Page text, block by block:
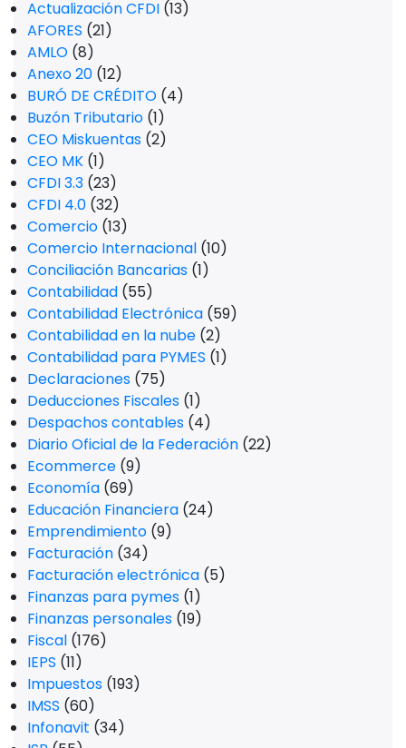
Actualización CFDI (13)
AFORES (21)
AMLO (8)
Anexo 20 (12)
BURÓ DE CRÉDITO (4)
Buzón Tributario (1)
CEO Miskuentas (2)
CEO MK (1)
CFDI 3.3 (23)
CFDI 4.0 (32)
Comercio (13)
Comercio Internacional (10)
Conciliación Bancarias (1)
Contabilidad (55)
Contabilidad Electrónica (59)
Contabilidad en la nube (2)
Contabilidad para PYMES (1)
Declaraciones (75)
Deducciones Fiscales (1)
Despachos contables (4)
Diario Oficial de la Federación (22)
Ecommerce (9)
Economía (69)
Educación Financiera (24)
Emprendimiento (9)
Facturación (34)
Facturación electrónica (5)
Finanzas para pymes (1)
Finanzas personales (19)
Fiscal (176)
IEPS (11)
Impuestos (193)
IMSS (60)
Infonavit (34)